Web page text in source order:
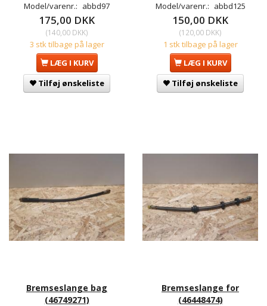
Model/varenr.: abbd97
175,00 DKK
(140,00 DKK)
3 stk tilbage på lager
LÆG I KURV
Tilføj ønskeliste
Model/varenr.: abbd125
150,00 DKK
(120,00 DKK)
1 stk tilbage på lager
LÆG I KURV
Tilføj ønskeliste
Bremseslange bag
(46749271)
Bremseslange for
(46448474)